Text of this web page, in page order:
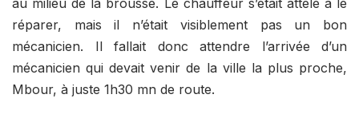
au milieu de la brousse. Le chauffeur s’était attelé à le
réparer, mais il n’était visiblement pas un bon
mécanicien. Il fallait donc attendre l’arrivée d’un
mécanicien qui devait venir de la ville la plus proche,
Mbour, à juste 1h30 mn de route.